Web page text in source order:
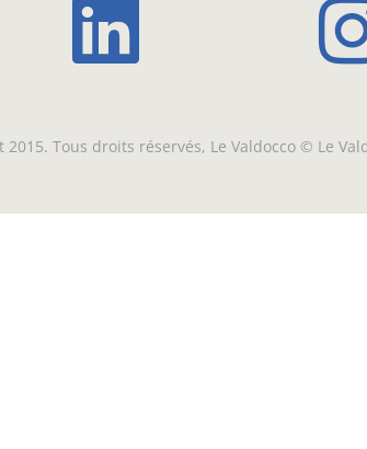
2015. Tous droits réservés, Le Valdocco © Le